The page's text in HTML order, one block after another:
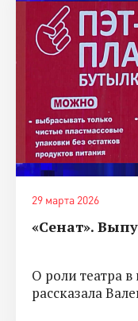
29 марта 2026
«Сенат».
О роли театра
рассказала